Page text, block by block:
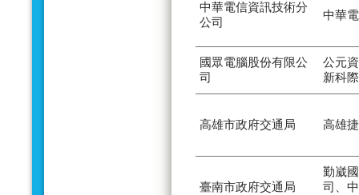
中華電信資訊技術分
公司
中華
國眾電腦股份有限公
司
公元
新科
高雄市政府交通局 高雄
臺南市政府交通局
勤崴
司、